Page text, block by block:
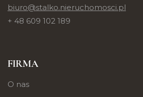
biuro@stalko.nieruchomosci.pl
+ 48 609 102 189
FIRMA
O nas